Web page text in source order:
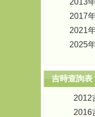
2013
2017
2021
2025
吉時查詢表
2012
2016